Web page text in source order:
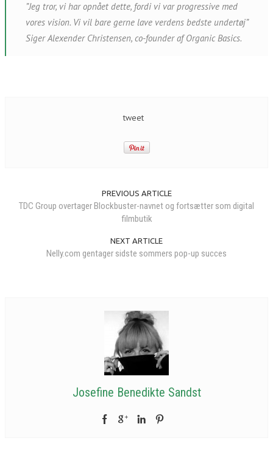
”Jeg tror, vi har opnået dette, fordi vi var progressive med
vores vision. Vi vil bare gerne lave verdens bedste undertøj”
Siger Alexender Christensen, co-founder af Organic Basics.
tweet
PREVIOUS ARTICLE
TDC Group overtager Blockbuster-navnet og fortsætter som digital
filmbutik
NEXT ARTICLE
Nelly.com gentager sidste sommers pop-up succes
Josefine Benedikte Sandst